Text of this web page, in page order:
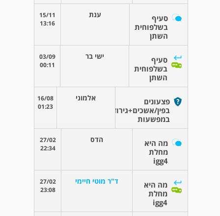
סעיף
בשלפוחית
השתן
ענת
15/11
13:16
סעיף
בשלפוחית
השתן
ישי בר
03/09
00:11
פצעונים
בפין/אשכים+גירודים
במפשעות
אלמוני
16/08
01:23
מה היא
מחלת
igg4
הדס
27/02
22:34
מה היא
מחלת
igg4
ד"ר מוטי חיימי
27/02
23:08